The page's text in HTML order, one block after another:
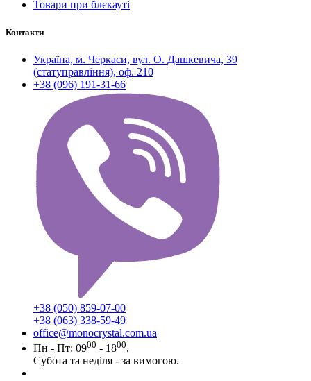
Товари при блєкауті
Контакти
Україна, м. Черкаси, вул. О. Дашкевича, 39
(статуправління), оф. 210
+38 (096) 191-31-66
+38 (050) 859-07-00
+38 (063) 338-59-49
office@monocrystal.com.ua
Пн - Пт: 0900 - 1800,
Субота та неділя - за вимогою.